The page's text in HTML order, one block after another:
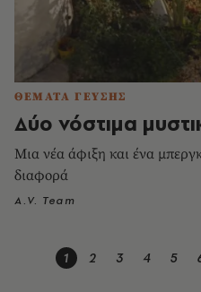
ΘΕΜΑΤΑ ΓΕΥΣΗΣ
Δύο νόστιμα
Μια νέα άφιξη και ένα
διαφορά
A.V. Team
1 2 3 4 5